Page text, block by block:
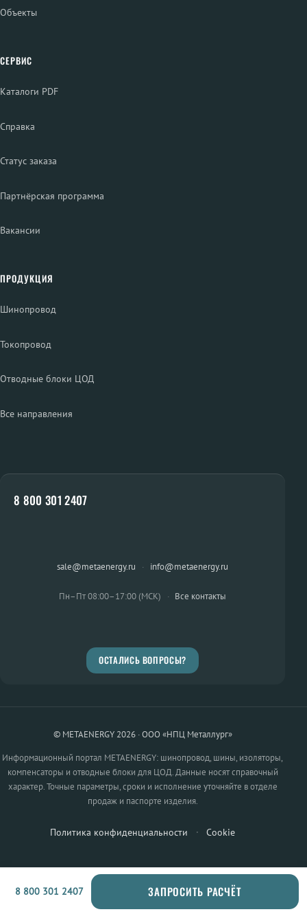
Объекты
СЕРВИС
Каталоги PDF
Справка
Статус заказа
Партнёрская программа
Вакансии
ПРОДУКЦИЯ
Шинопровод
Токопровод
Отводные блоки ЦОД
Все направления
8 800 301 2407
sale@metaenergy.ru · info@metaenergy.ru
Пн–Пт 08:00–17:00 (МСК) · Все контакты
ОСТАЛИСЬ ВОПРОСЫ?
© METAENERGY 2026 · ООО «НПЦ Металлург»
Информационный портал METAENERGY: шинопровод, шины, изоляторы,
компенсаторы и отводные блоки для ЦОД. Данные носят справочный
характер. Точные параметры, сроки и исполнение уточняйте в отделе
продаж и паспорте изделия.
Политика конфиденциальности · Cookie
8 800 301 2407 ЗАПРОСИТЬ РАСЧЁТ